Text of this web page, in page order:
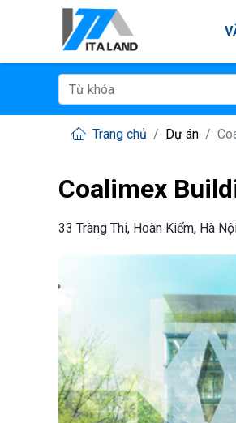
Trang chủ Dự án
Coalimex
33 Tràng Thi, Hoàn Kiếm, Hà